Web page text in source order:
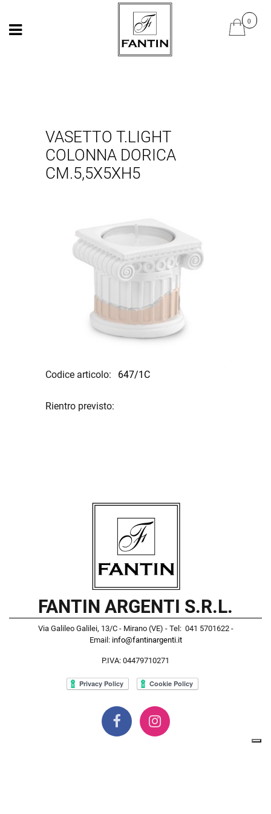
Open Open
VASETTO T.LIGHT
COLONNA DORICA
CM.5,5X5XH5
Codice articolo: 647/1C
Rientro previsto:
FANTIN ARGENTI S.R.L.
Via Galileo Galilei, 13/C - Mirano (VE) - Tel: 041 5701622 -
Email: info@fantinargenti.it
P.IVA: 04479710271